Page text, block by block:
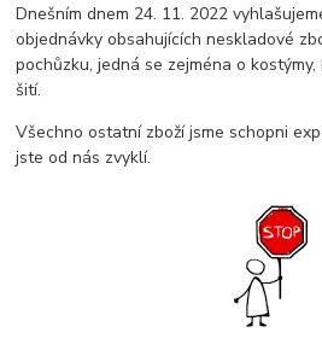
Dnešním dnem 24. 11. 2022
objednávky obsahujících neskladové
pochůzku, jedná se zejména o
šití.
Všechno ostatní zboží jsme schopni
jste od nás zvyklí.